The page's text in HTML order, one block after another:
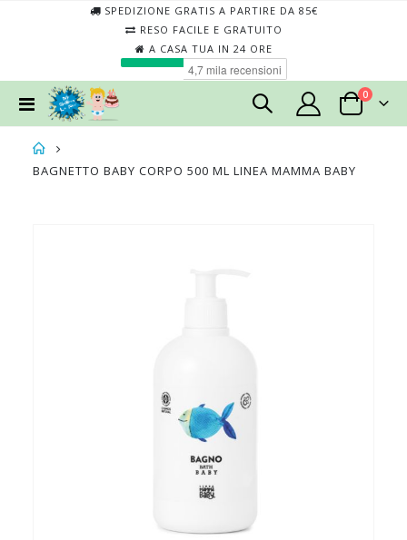
SPEDIZIONE GRATIS A PARTIRE DA 85€
RESO FACILE E GRATUITO
A CASA TUA IN 24 ORE
Toggle
Nav
Cart
0elementi
BAGNETTO BABY CORPO 500 ML LINEA MAMMA BABY